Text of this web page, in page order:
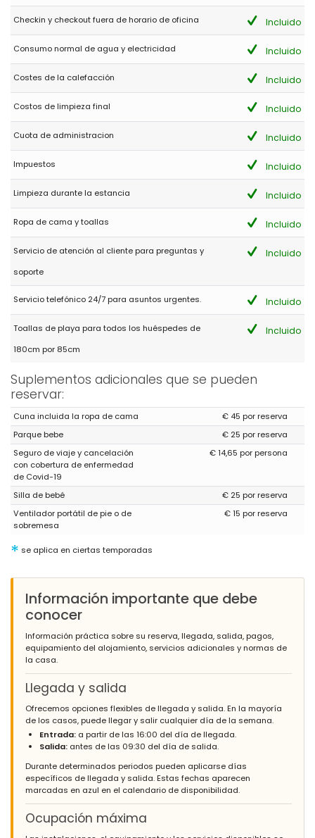
rien
(Traducido por Google)
Puedes reservar con los ojos cerrados. Equipo profesional y
atento. Muy receptivo. Casa limpia y agradable, no falta nada.
- 6,1
Granadella Strand
(Traducido por Google)
cerca de la playa de Granadella.
Buen alojamiento. Recomendable
Checkin y checkout fuera de horario de oficina Incluido
Consumo normal de agua y electricidad Incluido
Costes de la calefacción Incluido
Costos de limpieza final Incluido
Cuota de administracion Incluido
Impuestos Incluido
Limpieza durante la estancia Incluido
Ropa de cama y toallas Incluido
Servicio de atención al cliente para preguntas y
soporte
Incluido
Servicio telefónico 24/7 para asuntos urgentes. Incluido
Toallas de playa para todos los huéspedes de
180cm por 85cm
Incluido
Suplementos adicionales que se pueden
reservar:
Cuna incluida la ropa de cama
€ 45 por reserva
Parque bebe
€ 25 por reserva
Seguro de viaje y cancelación
con cobertura de enfermedad
de Covid-19
€ 14,65 por persona
Silla de bebé
€ 25 por reserva
Ventilador portátil de pie o de
sobremesa
€ 15 por reserva
* se aplica en ciertas temporadas
Información importante que debe
conocer
Información práctica sobre su reserva, llegada, salida, pagos,
equipamiento del alojamiento, servicios adicionales y normas de
la casa.
Llegada y salida
Ofrecemos opciones flexibles de llegada y salida. En la mayoría
de los casos, puede llegar y salir cualquier día de la semana.
Entrada: a partir de las 16:00 del día de llegada.
Salida: antes de las 09:30 del día de salida.
Durante determinados periodos pueden aplicarse días
específicos de llegada y salida. Estas fechas aparecen
marcadas en azul en el calendario de disponibilidad.
Ocupación máxima